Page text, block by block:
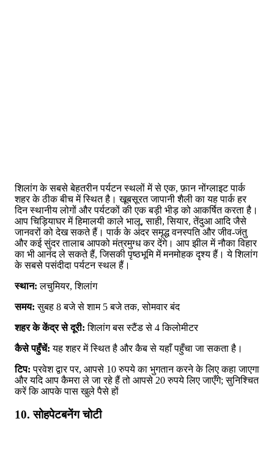
शिलांग के सबसे बेहतरीन पर्यटन स्थलों में से एक, फ़ान नोंग्लाइट पार्क
शहर के ठीक बीच में स्थित है। खूबसूरत जापानी शैली का यह पार्क हर
दिन स्थानीय लोगों और पर्यटकों की एक बड़ी भीड़ को आकर्षित करता है।
आप चिड़ियाघर में हिमालयी काले भालू, साही, सियार, तेंदुआ आदि जैसे
जानवरों को देख सकते हैं। पार्क के अंदर समृद्ध वनस्पति और जीव-जंतु
और कई सुंदर तालाब आपको मंत्रमुग्ध कर देंगे। आप झील में नौका विहार
का भी आनंद ले सकते हैं, जिसकी पृष्ठभूमि में मनमोहक दृश्य हैं। ये शिलांग
के सबसे पसंदीदा पर्यटन स्थल हैं।
स्थान: लचुमियर, शिलांग
समय: सुबह 8 बजे से शाम 5 बजे तक, सोमवार बंद
शहर के केंद्र से दूरी: शिलांग बस स्टैंड से 4 किलोमीटर
कैसे पहुँचें: यह शहर में स्थित है और कैब से यहाँ पहुँचा जा सकता है।
टिप: प्रवेश द्वार पर, आपसे 10 रुपये का भुगतान करने के लिए कहा जाएगा
और यदि आप कैमरा ले जा रहे हैं तो आपसे 20 रुपये लिए जाएँगे; सुनिश्चित
करें कि आपके पास खुले पैसे हों
10. सोहपेटबनेंग चोटी